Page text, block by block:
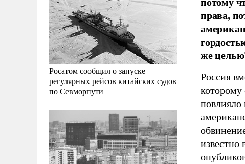
Росатом сообщил о запуске
регулярных рейсов китайских судов
по Севморпути
права,
же
Россия
которому
повлияло